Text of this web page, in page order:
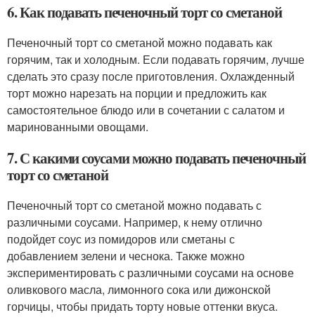
6. Как подавать печеночный торт со сметаной
Печеночный торт со сметаной можно подавать как
горячим, так и холодным. Если подавать горячим, лучше
сделать это сразу после приготовления. Охлажденный
торт можно нарезать на порции и предложить как
самостоятельное блюдо или в сочетании с салатом и
маринованными овощами.
7. С какими соусами можно подавать печеночный
торт со сметаной
Печеночный торт со сметаной можно подавать с
различными соусами. Например, к нему отлично
подойдет соус из помидоров или сметаны с
добавлением зелени и чеснока. Также можно
экспериментировать с различными соусами на основе
оливкового масла, лимонного сока или дижонской
горчицы, чтобы придать торту новые оттенки вкуса.